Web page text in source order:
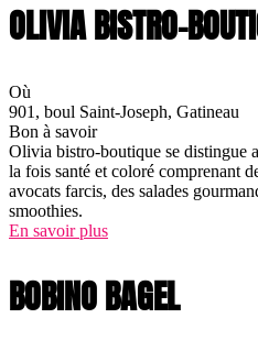
OLIVIA BISTRO-
Où
901, boul Saint-Joseph, Gatineau
Bon à savoir
Olivia bistro-boutique se distingue
la fois santé et coloré comprenant
avocats farcis, des salades
smoothies.
En savoir plus
BOBINO BAGEL